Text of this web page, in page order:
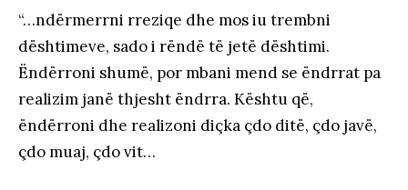
“…ndërmerrni rreziqe dhe mos iu trembni
dështimeve, sado i rëndë të jetë dështimi.
Ëndërroni shumë, por mbani mend se ëndrrat pa
realizim janë thjesht ëndrra. Kështu që,
ëndërroni dhe realizoni diçka çdo ditë, çdo javë,
çdo muaj, çdo vit…